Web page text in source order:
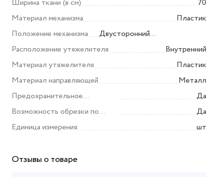
Ширина ткани (в см)
70
Материал механизма
Пластик
Положение механизма
Двусторонний
(универсальный)
Расположение утяжелителя
Внутренний
Материал утяжелителя
Пластик
Материал направляющей
Металл
Предохранительное
устройство
Да
Возможность обрезки по
ширине
Да
Единица измерения
шт
Отзывы о товаре